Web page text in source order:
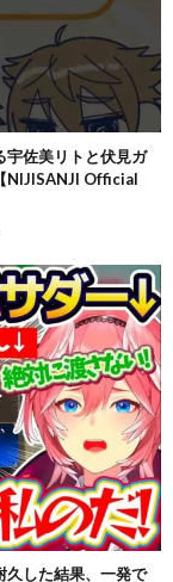
宇佐美リトと伏見ガ
NIJISANJI Official
久した結果、一発で